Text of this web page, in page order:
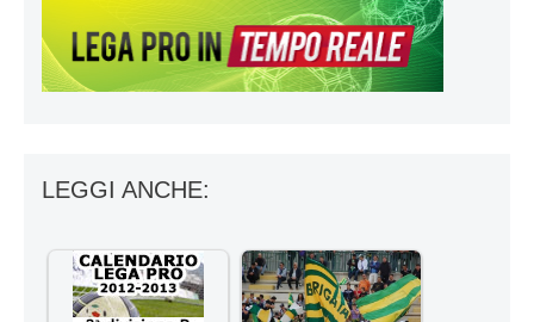
LEGGI ANCHE: